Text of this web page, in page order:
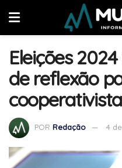
Eleições
de reflexão
POR Redação 4